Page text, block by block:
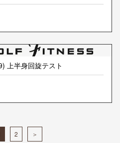
上半身回旋テスト
2 ＞